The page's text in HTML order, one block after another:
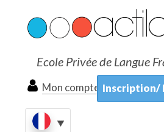
Ecole Privée de Langue
Mon compte Inscription/